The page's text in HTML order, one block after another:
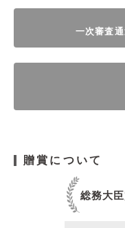
一次審査
贈賞について
総務大